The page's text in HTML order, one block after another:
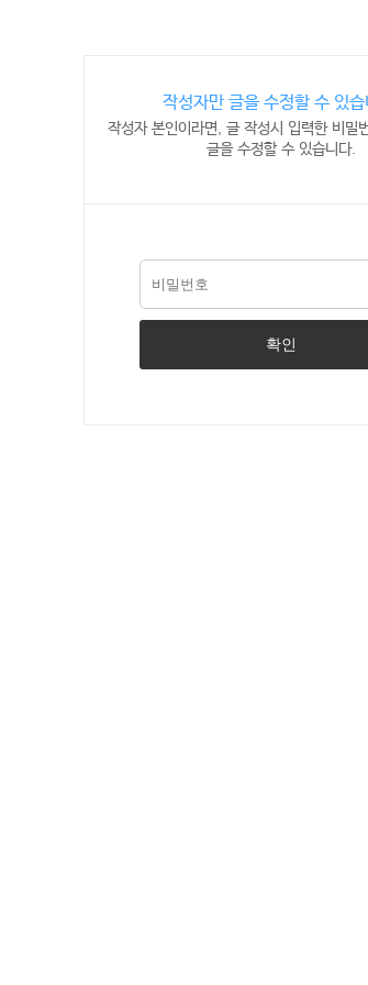
작성자만 글을 수정할 수 있습
작성자 본인이라면, 글 작성시 입력한 비밀
글을 수정할 수 있습니다.